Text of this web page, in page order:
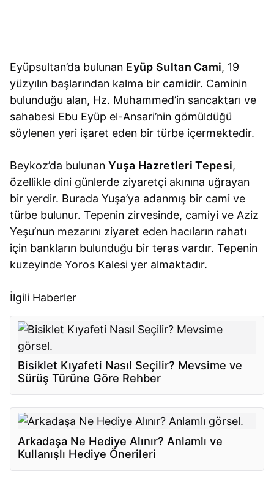
Eyüpsultan’da bulunan Eyüp Sultan Cami, 19
yüzyılın başlarından kalma bir camidir. Caminin
bulunduğu alan, Hz. Muhammed’in sancaktarı ve
sahabesi Ebu Eyüp el-Ansari’nin gömüldüğü
söylenen yeri işaret eden bir türbe içermektedir.
Beykoz’da bulunanYuşa Hazretleri Tepesi,
özellikle dini günlerde ziyaretçi akınına uğrayan
bir yerdir. Burada Yuşa’ya adanmış bir cami ve
türbe bulunur. Tepenin zirvesinde, camiyi ve Aziz
Yeşu’nun mezarını ziyaret eden hacıların rahatı
için bankların bulunduğu bir teras vardır. Tepenin
kuzeyinde Yoros Kalesi yer almaktadır.
İlgili Haberler
Bisiklet Kıyafeti Nasıl Seçilir? Mevsime ve
Sürüş Türüne Göre Rehber
Arkadaşa Ne Hediye Alınır? Anlamlı ve
Kullanışlı Hediye Önerileri